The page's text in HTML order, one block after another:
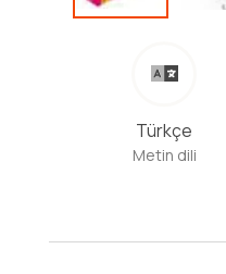
Türkçe
Metin dili